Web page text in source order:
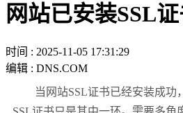
网站已安装SSL
时间 : 2025-11-05 17:31:29
编辑 : DNS.COM
当网站SSL证书已经安装成功